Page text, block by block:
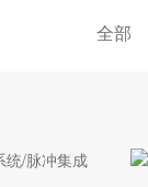
全部